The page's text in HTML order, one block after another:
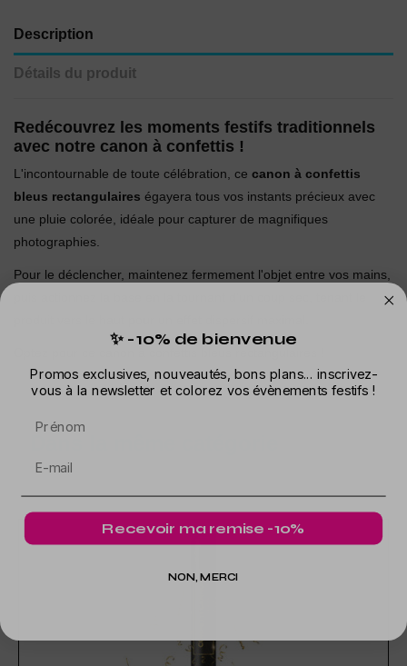
Description
Détails du produit
Redécouvrez les moments festifs traditionnels
avec notre canon à confettis !
L'incontournable de toute célébration, ce canon à confettis
bleus rectangulaires égayera tous vos instants précieux avec
une pluie colorée, idéale pour capturer de magnifiques
photographies.
Pour le déclencher, maintenez fermement l'objet entre vos mains,
✨ -10% de bienvenue
Promos exclusives, nouveautés, bons plans... inscrivez-
vous à la newsletter et colorez vos évènements festifs !
Recevoir ma remise -10%
NON, MERCI